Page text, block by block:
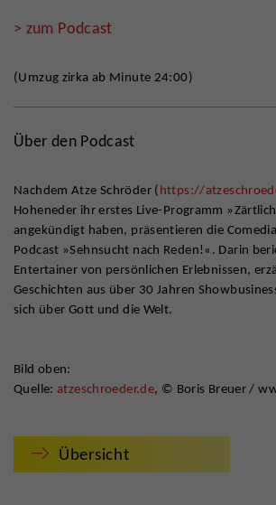
> zum Podcast
(Umzug zirka ab Minute 24:00)
Über den Podcast
Nachdem Atze Schröder (https://
Hoheneder ihr erstes Live-Programm
angekündigt haben, präsentieren die
Podcast »Sehnsucht nach Reden!«. Darin
Entertainer von persönlichen Erlebnissen,
Geschichten aus über 30 Jahren
sich über Gott und die Welt.
Bild oben:
Quelle: atzeschroeder.de, © Boris Breuer /
Übersicht